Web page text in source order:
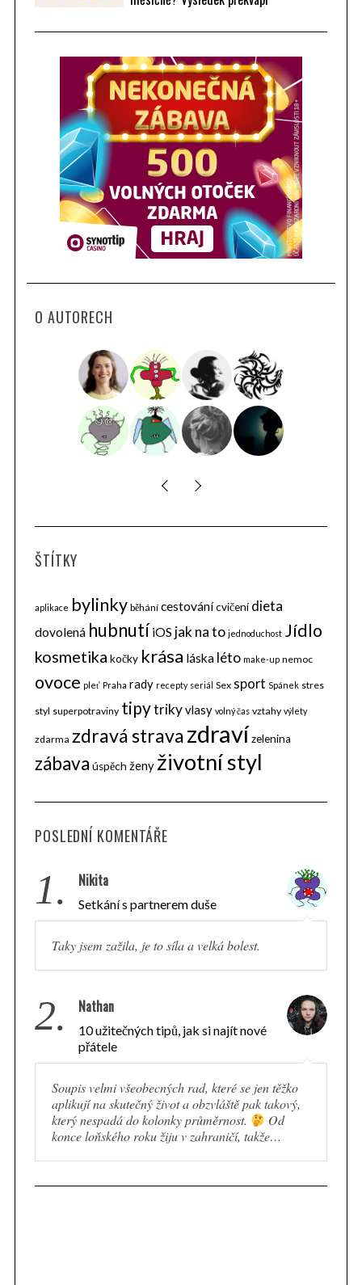
O AUTORECH
ŠTÍTKY
aplikace bylinky běhání cestovánícvičení dieta
dovolená hubnutí iOS jak na to jednoduchost Jídlo
kosmetika kočky krása láska léto make-up nemoc
ovoce pleť Praha rady recepty seriál Sex sport Spánek stres
styl superpotraviny tipytrikyvlasy volný čas vztahy výlety
zdarma zdravá stravazdravízelenina
zábava úspěch ženy životní styl
POSLEDNÍ KOMENTÁŘE
1. Nikita
Setkání s partnerem duše
Taky jsem zažila, je to síla a velká bolest.
2. Nathan
10 užitečných tipů, jak si najít nové
přátele
Soupis velmi všeobecných rad, které se jen těžko
aplikují na skutečný život a obzvláště pak takový,
který nespadá do kolonky průměrnost.
Od
konce loňského roku žiju v zahraničí, takže…
S
e